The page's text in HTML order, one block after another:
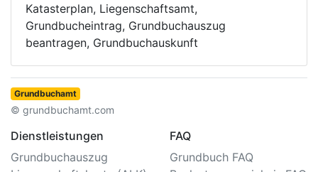
Katasterplan, Liegenschaftsamt,
Grundbucheintrag, Grundbuchauszug
beantragen, Grundbuchauskunft
Grundbuchamt
© grundbuchamt.com
Dienstleistungen
Grundbuchauszug
FAQ
Grundbuch FAQ